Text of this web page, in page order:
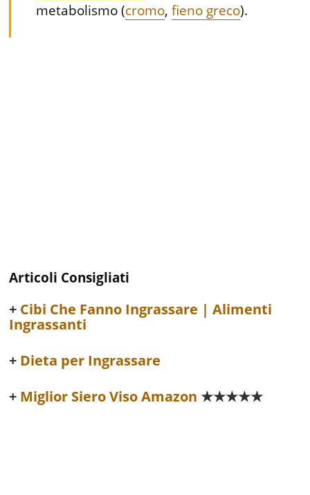
metabolismo (cromo,fieno greco).
Articoli Consigliati
Cibi Che Fanno Ingrassare | Alimenti
Ingrassanti
Dieta per Ingrassare
Miglior Siero Viso Amazon ★★★★★